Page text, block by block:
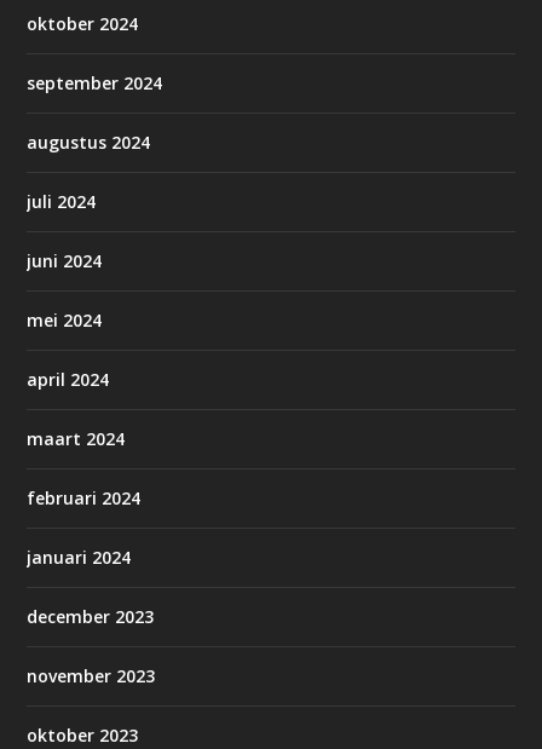
oktober 2024
september 2024
augustus 2024
juli 2024
juni 2024
mei 2024
april 2024
maart 2024
februari 2024
januari 2024
december 2023
november 2023
oktober 2023